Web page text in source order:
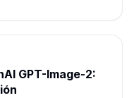
el texto localizado o
GPT-Image-2: